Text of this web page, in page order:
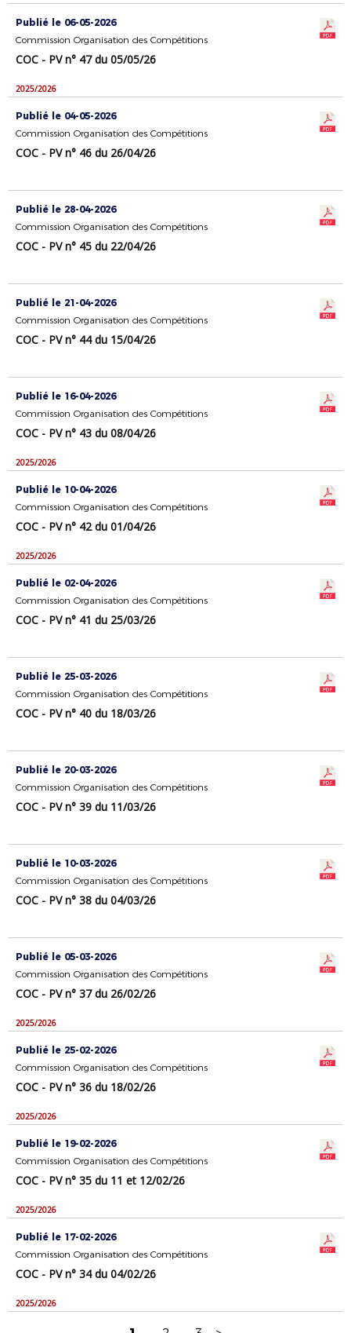
Publié le 06-05-2026
Commission Organisation des Compétitions
COC - PV n° 47 du 05/05/26
2025/2026
Publié le 04-05-2026
Commission Organisation des Compétitions
COC - PV n° 46 du 26/04/26
Publié le 28-04-2026
Commission Organisation des Compétitions
COC - PV n° 45 du 22/04/26
Publié le 21-04-2026
Commission Organisation des Compétitions
COC - PV n° 44 du 15/04/26
Publié le 16-04-2026
Commission Organisation des Compétitions
COC - PV n° 43 du 08/04/26
2025/2026
Publié le 10-04-2026
Commission Organisation des Compétitions
COC - PV n° 42 du 01/04/26
2025/2026
Publié le 02-04-2026
Commission Organisation des Compétitions
COC - PV n° 41 du 25/03/26
Publié le 25-03-2026
Commission Organisation des Compétitions
COC - PV n° 40 du 18/03/26
Publié le 20-03-2026
Commission Organisation des Compétitions
COC - PV n° 39 du 11/03/26
Publié le 10-03-2026
Commission Organisation des Compétitions
COC - PV n° 38 du 04/03/26
Publié le 05-03-2026
Commission Organisation des Compétitions
COC - PV n° 37 du 26/02/26
2025/2026
Publié le 25-02-2026
Commission Organisation des Compétitions
COC - PV n° 36 du 18/02/26
2025/2026
Publié le 19-02-2026
Commission Organisation des Compétitions
COC - PV n° 35 du 11 et 12/02/26
2025/2026
Publié le 17-02-2026
Commission Organisation des Compétitions
COC - PV n° 34 du 04/02/26
2025/2026